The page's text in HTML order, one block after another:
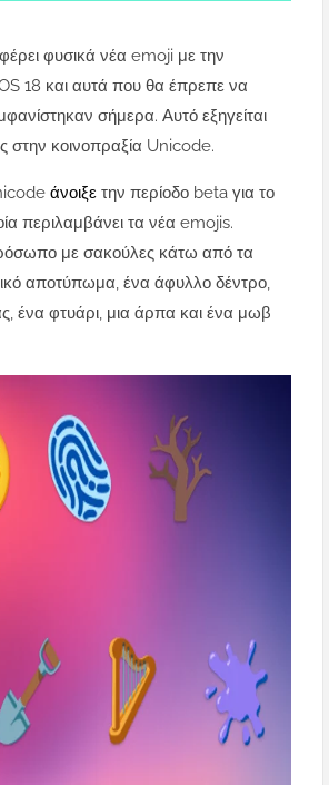
φυσικά νέα emoji με την
18 και αυτά που θα έπρεπε να
σήμερα. Αυτό εξηγείται
στην κοινοπραξία Unicode.
άνοιξε την περίοδο beta για το
περιλαμβάνει τα νέα emojis.
με σακούλες κάτω από τα
αποτύπωμα, ένα άφυλλο δέντρο,
ένα φτυάρι, μια άρπα και ένα μωβ